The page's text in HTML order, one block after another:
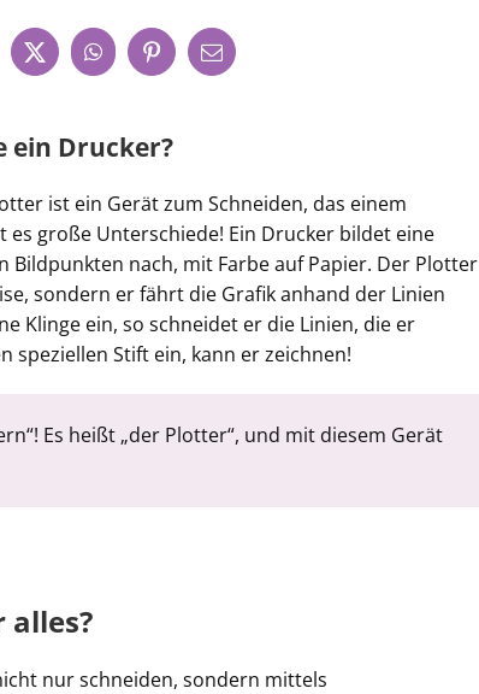
ein Drucker?
ist ein Gerät zum Schneiden, das einem
es große Unterschiede! Ein Drucker bildet eine
Bildpunkten nach, mit Farbe auf Papier. Der Plotter
sondern er fährt die Grafik anhand der Linien
Klinge ein, so schneidet er die Linien, die er
speziellen Stift ein, kann er zeichnen!
Es heißt „der Plotter“, und mit diesem Gerät
alles?
nur schneiden, sondern mittels